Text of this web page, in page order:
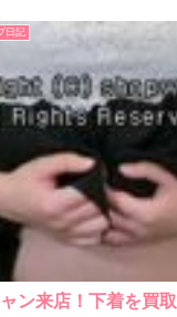
日記
ン来店！下着を買取